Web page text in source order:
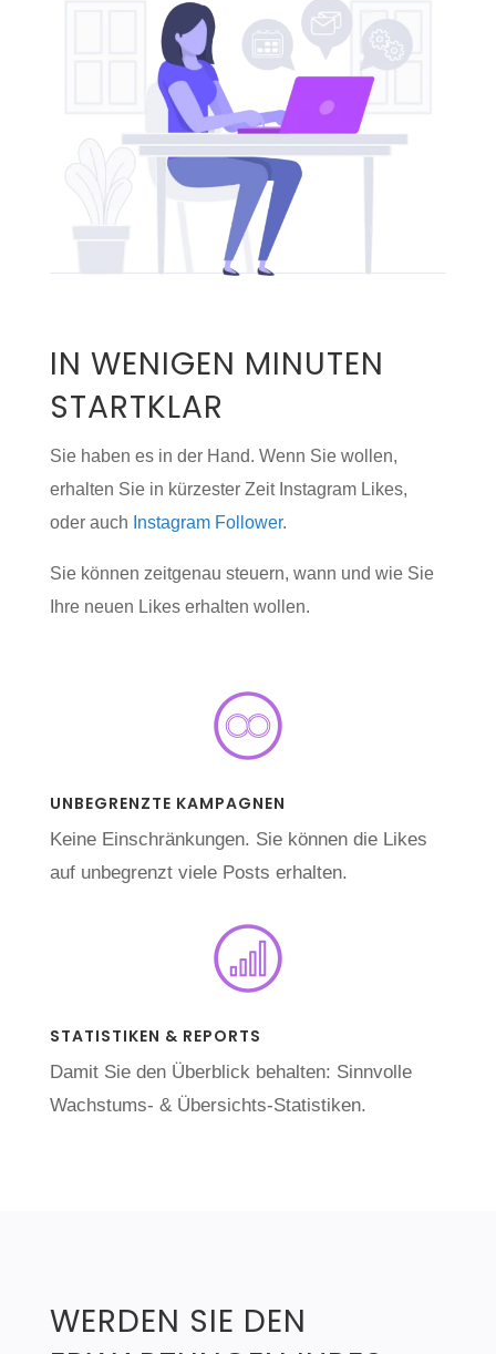
IN WENIGEN MINUTEN
STARTKLAR
Sie haben es in der Hand. Wenn Sie wollen,
erhalten Sie in kürzester Zeit Instagram Likes,
oder auch Instagram Follower.
Sie können zeitgenau steuern, wann und wie Sie
Ihre neuen Likes erhalten wollen.
UNBEGRENZTE KAMPAGNEN
Keine Einschränkungen. Sie können die Likes
auf unbegrenzt viele Posts erhalten.
STATISTIKEN & REPORTS
Damit Sie den Überblick behalten: Sinnvolle
Wachstums- & Übersichts-Statistiken.
WERDEN SIE DEN